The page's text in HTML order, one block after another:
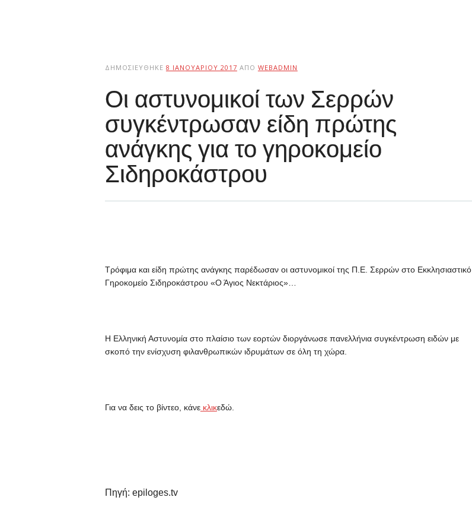
ΔΗΜΟΣΙΕΎΘΗΚΕ 8 ΙΑΝΟΥΑΡΊΟΥ 2017 ΑΠΌ WEBADMIN
Οι αστυνομικοί των Σερρών
συγκέντρωσαν είδη πρώτης
ανάγκης για το γηροκομείο
Σιδηροκάστρου
Τρόφιμα και είδη πρώτης ανάγκης παρέδωσαν οι αστυνομικοί της Π.Ε. Σερρών στο Εκκλησιαστικό
Γηροκομείο Σιδηροκάστρου «Ο Άγιος Νεκτάριος»…
Η Ελληνική Αστυνομία στο πλαίσιο των εορτών διοργάνωσε πανελλήνια συγκέντρωση ειδών με
σκοπό την ενίσχυση φιλανθρωπικών ιδρυμάτων σε όλη τη χώρα.
Για να δεις το βίντεο, κάνεκλικεδώ.
Πηγή: epiloges.tv